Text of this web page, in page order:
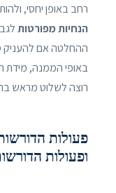
רחב באופן יחסי,
הנחיות מפורטות
ההחלטה אם להעניק
באופי הממנה, מידת
רוצה לשלוט מראש
פעולות
ופעולות